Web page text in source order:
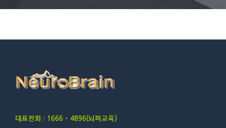
대표전화 : 1666 – 4896(뇌파교육)